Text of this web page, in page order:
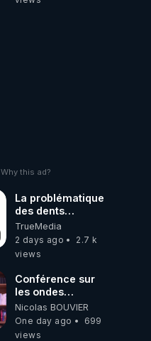
Why this ad?
La problématique
des dents
dévitalisées et
des implants
TrueMedia
2 days ago
2.7 k
views
Conférence sur
les ondes
électromagnétiques
par Grégoire
Caustru et Bart de
Nicolas BOUVIER
One day ago
699
views